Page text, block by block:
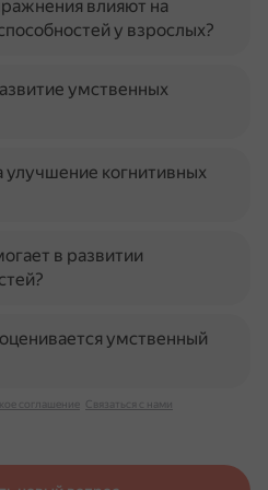
влияют на
у взрослых?
умственных
улучшение когнитивных
в развитии
умственный
соглашение Связаться с нами